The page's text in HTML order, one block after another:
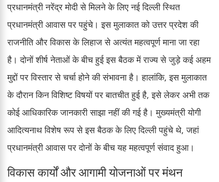
प्रधानमंत्री नरेंद्र मोदी से मिलने के लिए नई दिल्ली स्थित
प्रधानमंत्री आवास पर पहुंचे। इस मुलाकात को उत्तर प्रदेश की
राजनीति और विकास के लिहाज से अत्यंत महत्वपूर्ण माना जा रहा
है। दोनों शीर्ष नेताओं के बीच हुई इस बैठक में राज्य से जुड़े कई अहम
मुद्दों पर विस्तार से चर्चा होने की संभावना है। हालांकि, इस मुलाकात
के दौरान किन विशिष्ट विषयों पर बातचीत हुई है, इसे लेकर अभी तक
कोई आधिकारिक जानकारी साझा नहीं की गई है। मुख्यमंत्री योगी
आदित्यनाथ विशेष रूप से इस बैठक के लिए दिल्ली पहुंचे थे, जहां
प्रधानमंत्री आवास पर दोनों के बीच यह महत्वपूर्ण संवाद हुआ।
विकास कार्यों और आगामी योजनाओं पर मंथन